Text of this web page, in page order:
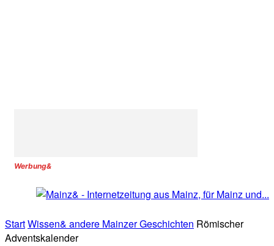
Werbung&
StartWissen& andere Mainzer Geschichten Römischer
Adventskalender